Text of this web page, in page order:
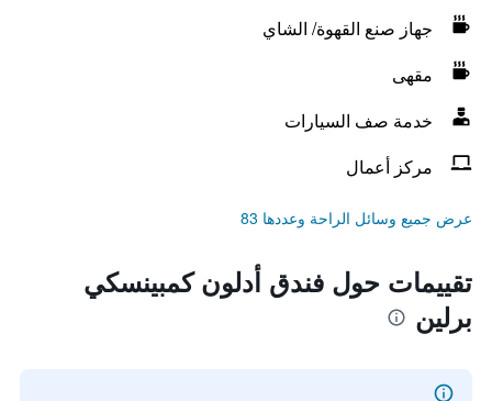
جهاز صنع القهوة/ الشاي
مقهى
خدمة صف السيارات
مركز أعمال
عرض جميع وسائل الراحة وعددها 83
تقييمات حول فندق أدلون كمبينسكي
برلين